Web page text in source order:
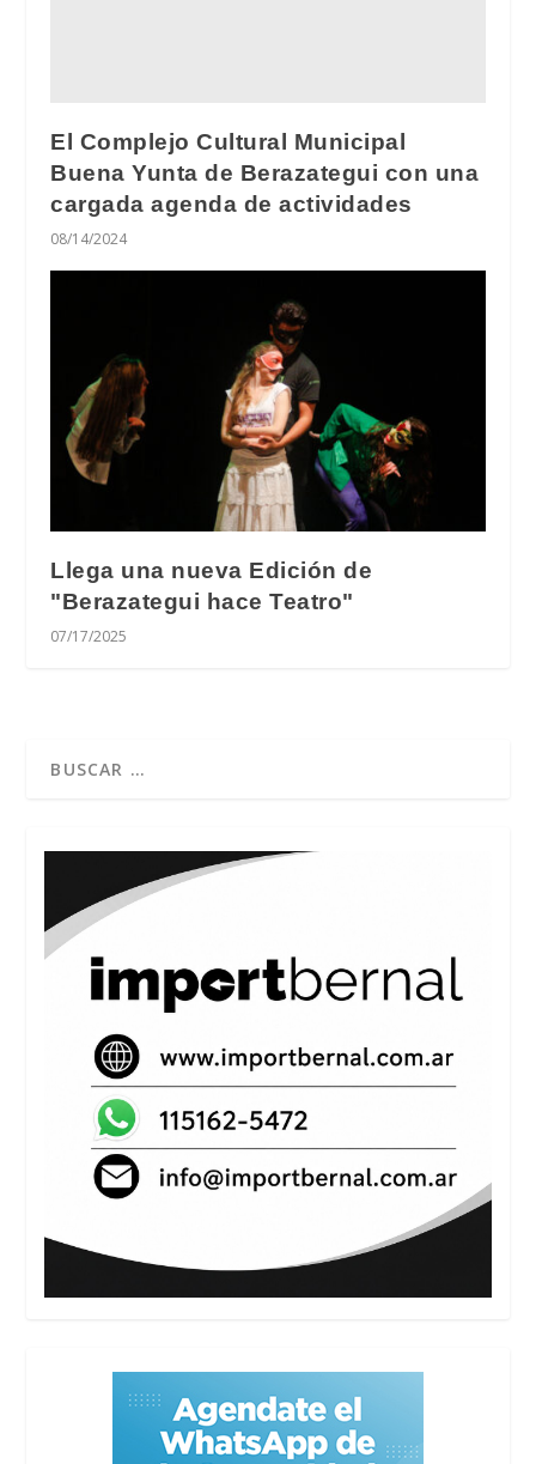
El Complejo Cultural Municipal
Buena Yunta de Berazategui con una
cargada agenda de actividades
08/14/2024
Llega una nueva Edición de
"Berazategui hace Teatro"
07/17/2025